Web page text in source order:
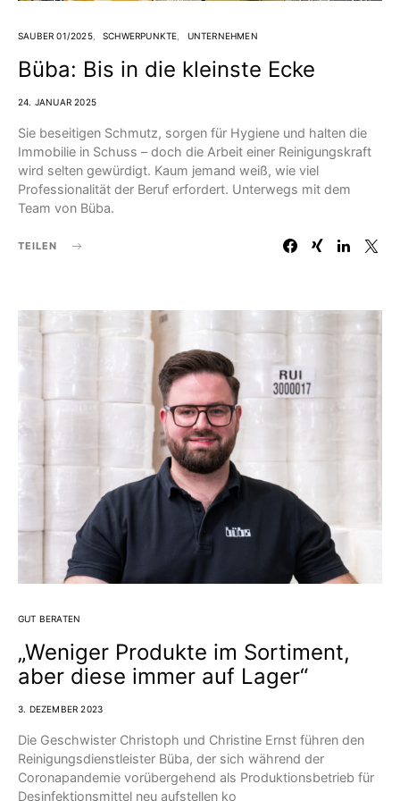
SAUBER 01/2025 SCHWERPUNKTE UNTERNEHMEN
Büba: Bis in die kleinste Ecke
24. JANUAR 2025
Sie beseitigen Schmutz, sorgen für Hygiene und halten die
Immobilie in Schuss – doch die Arbeit einer Reinigungskraft
wird selten gewürdigt. Kaum jemand weiß, wie viel
Professionalität der Beruf erfordert. Unterwegs mit dem
Team von Büba.
TEILEN
GUT BERATEN
„Weniger Produkte im Sortiment,
aber diese immer auf Lager“
3. DEZEMBER 2023
Die Geschwister Christoph und Christine Ernst führen den
Reinigungsdienstleister Büba, der sich während der
Coronapandemie vorübergehend als Produktionsbetrieb für
Desinfektionsmittel neu aufstellen ko